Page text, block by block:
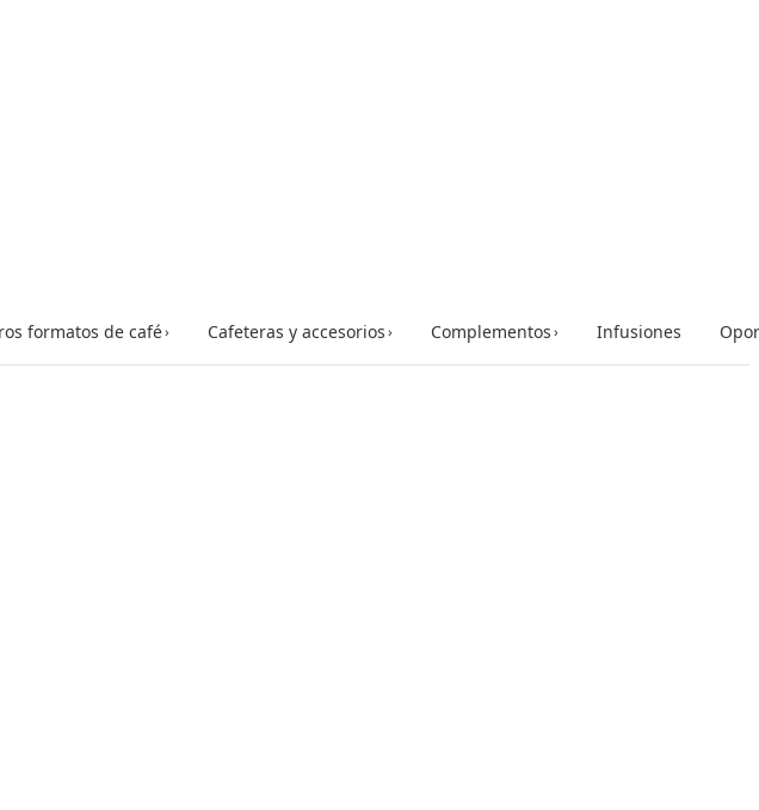
formatos de café› Cafeteras y accesorios› Complementos› Infusiones